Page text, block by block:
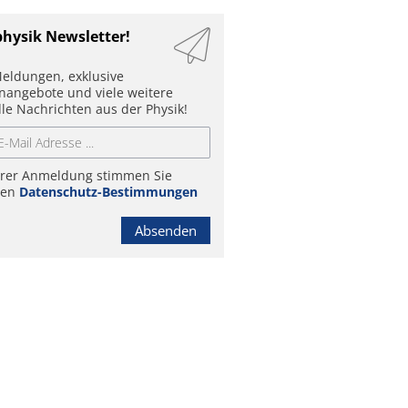
Newsletter!
exklusive
und viele weitere
Nachrichten aus der Physik!
Anmeldung stimmen Sie
Datenschutz-Bestimmungen
Absenden